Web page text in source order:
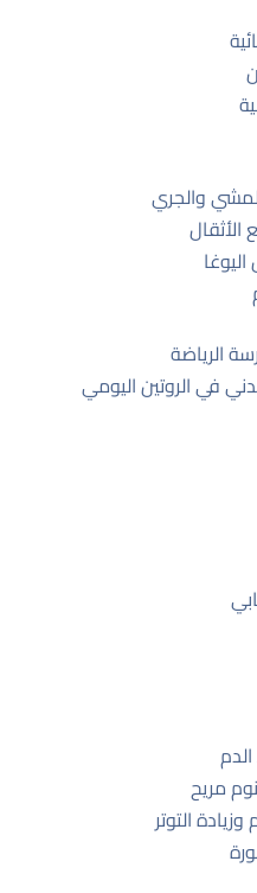
والجري
الأثقال
الرياضة
في الروتين اليومي
مريح
التوتر